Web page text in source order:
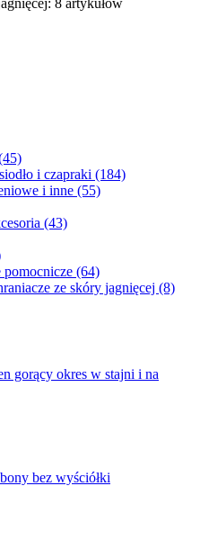
8 artykułów
i czapraki (184)
i inne (55)
(43)
(64)
ze skóry jagnięcej (8)
gorący okres w stajni i na
bez wyściółki